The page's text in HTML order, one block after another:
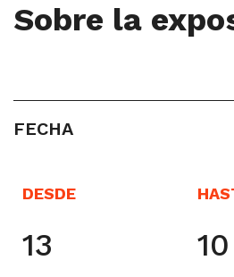
Sobre la
FECHA
DESDE
13 10